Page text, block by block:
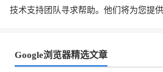
技术支持团队寻求帮助。他们将为您提
Google浏览器精选文章